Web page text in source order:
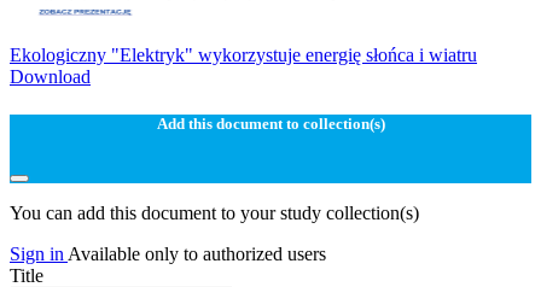
Ekologiczny "Elektryk" wykorzystuje energię słońca i wiatru
Download
Add this document to collection(s)
You can add this document to your study collection(s)
Sign in Available only to authorized users
Title